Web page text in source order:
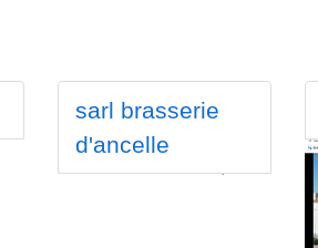
sarl brasserie
d'ancelle